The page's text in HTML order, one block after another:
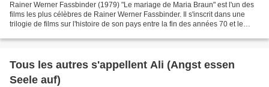
Rainer Werner Fassbinder (1979) "Le mariage de Maria Braun" est l'un des
films les plus célèbres de Rainer Werner Fassbinder. Il s'inscrit dans une
trilogie de films sur l'histoire de son pays entre la fin des années 70 et le
Tous les autres s'appellent Ali (Angst essen
Seele auf)